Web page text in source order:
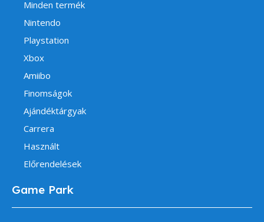
Minden termék
Nintendo
Playstation
Xbox
Amiibo
Finomságok
Ajándéktárgyak
Carrera
Használt
Előrendelések
Game Park